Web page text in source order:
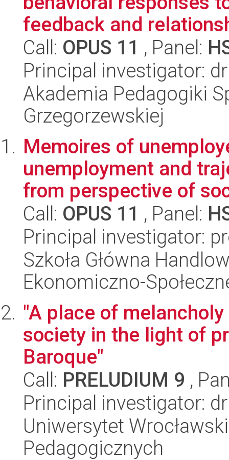
feedback and
Call: OPUS 11 , Panel:
Principal investigator:
Akademia Pedagogiki
Grzegorzewskiej
Memoires of
unemployment and
from perspective of
Call: OPUS 11 , Panel:
Principal investigator:
Szkoła Główna
Ekonomiczno-
"A place of
society in the light of
Baroque"
Call: PRELUDIUM 9 ,
Principal investigator:
Uniwersytet
Pedagogicznych